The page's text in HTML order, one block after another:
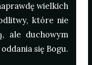
wielkich
które nie
ale duchowym
się Bogu.